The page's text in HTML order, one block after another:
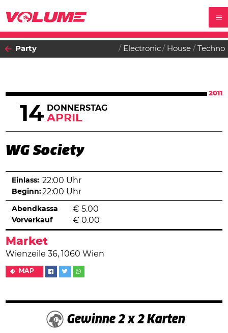
Party Electronic House Techno
2011
14 DONNERSTAG
APRIL
WG Society
Market
Wienzeile 36, 1060 Wien
MAP
Einlass: 22:00 Uhr
Beginn:22:00 Uhr
Abendkassa € 5.00
Vorverkauf € 0.00
Gewinne 2 x 2 Karten